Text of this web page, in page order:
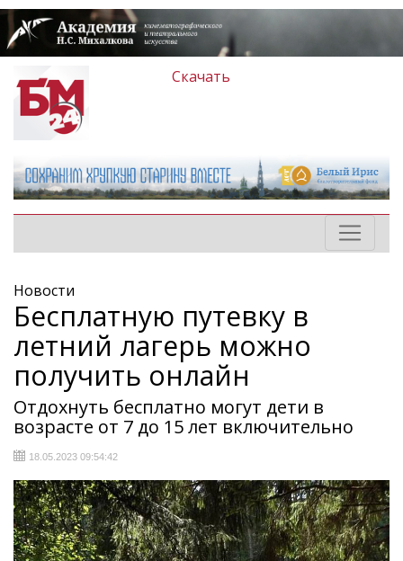
Скачать
Новости
Бесплатную путевку в
летний лагерь можно
получить онлайн
Отдохнуть бесплатно могут дети в
возрасте от 7 до 15 лет включительно
18.05.2023 09:54:42